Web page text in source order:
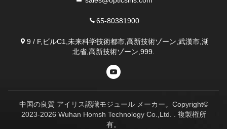
65-80381900
9 / F,ビルC1,未来科学技術都市,高新技術ゾーン,武漢市,湖
北省,高新技術ゾーン,999.
中国の良質 アイリス認識モジュール メーカー。Copyright©
2023-2026 Wuhan Homsh Technology Co.,Ltd. . 複製権所
有。